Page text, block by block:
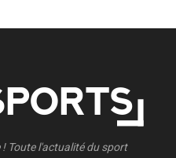
! Toute l'actualité du sport